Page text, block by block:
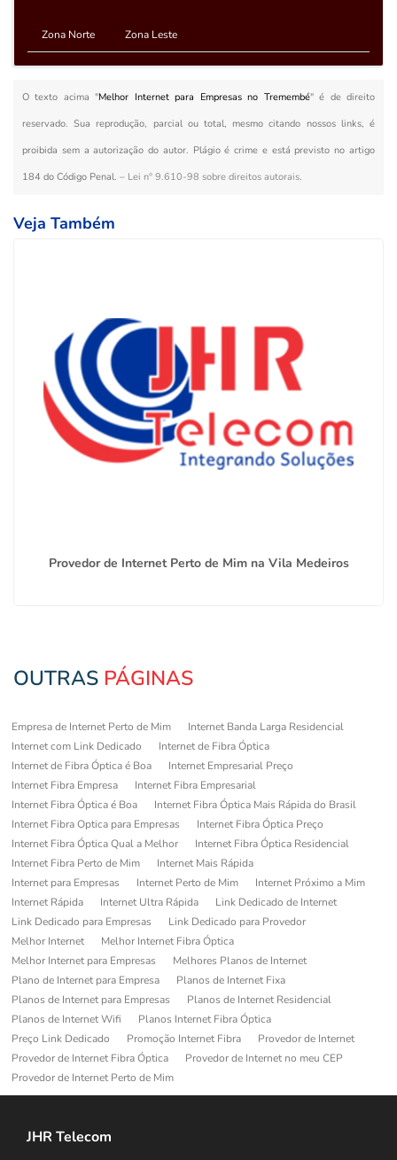
Zona Norte Zona Leste
O texto acima "Melhor Internet para Empresas no Tremembé" é de direito
reservado. Sua reprodução, parcial ou total, mesmo citando nossos links, é
proibida sem a autorização do autor. Plágio é crime e está previsto no artigo
184 do Código Penal. – Lei n° 9.610-98 sobre direitos autorais.
Veja Também
Provedor de Internet Perto de Mim na Vila Medeiros
OUTRAS PÁGINAS
Empresa de Internet Perto de Mim
Internet Banda Larga Residencial
Internet com Link Dedicado
Internet de Fibra Óptica
Internet de Fibra Óptica é Boa
Internet Empresarial Preço
Internet Fibra Empresa
Internet Fibra Empresarial
Internet Fibra Óptica é Boa
Internet Fibra Óptica Mais Rápida do Brasil
Internet Fibra Optica para Empresas
Internet Fibra Óptica Preço
Internet Fibra Óptica Qual a Melhor
Internet Fibra Óptica Residencial
Internet Fibra Perto de Mim
Internet Mais Rápida
Internet para Empresas
Internet Perto de Mim
Internet Próximo a Mim
Internet Rápida
Internet Ultra Rápida
Link Dedicado de Internet
Link Dedicado para Empresas
Link Dedicado para Provedor
Melhor Internet
Melhor Internet Fibra Óptica
Melhor Internet para Empresas
Melhores Planos de Internet
Plano de Internet para Empresa
Planos de Internet Fixa
Planos de Internet para Empresas
Planos de Internet Residencial
Planos de Internet Wifi
Planos Internet Fibra Óptica
Preço Link Dedicado
Promoção Internet Fibra
Provedor de Internet
Provedor de Internet Fibra Óptica
Provedor de Internet no meu CEP
Provedor de Internet Perto de Mim
JHR Telecom